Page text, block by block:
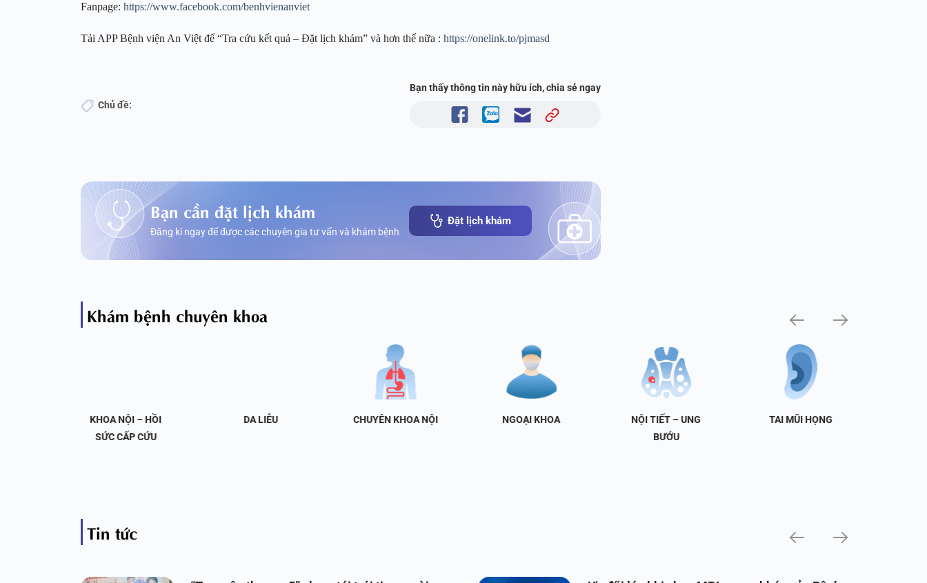
Fanpage: https://www.facebook.com/benhvienanviet
Tải APP Bệnh viện An Việt để “Tra cứu kết quả – Đặt lịch khám” và hơn thế nữa : https://onelink.to/pjmasd
Chủ đề:
Bạn thấy thông tin này hữu ích, chia sẻ ngay
Bạn cần đặt lịch khám
Đăng kí ngay để được các chuyên gia tư vấn và khám bệnh
Đặt lịch khám
Khám bệnh chuyên khoa
KHOA NỘI – HỒI
SỨC CẤP CỨU
DA LIỄU CHUYÊN KHOA NỘI NGOẠI KHOA
NỘI TIẾT – UNG
BƯỚU
TAI MŨI HỌNG
Tin tức